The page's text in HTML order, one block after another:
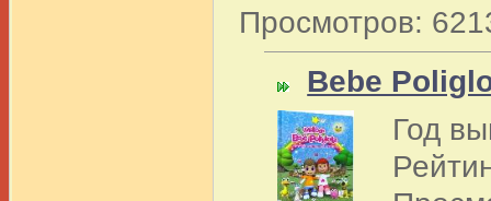
Просмотров:
Bebe
Год